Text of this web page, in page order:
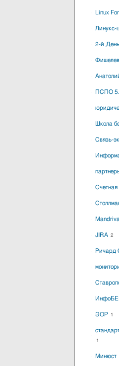
Linux
Линукс-
2-й
Фишелев
ПСПО
Школа
Связь-
Счетная
JIRA 2
Ричард
ЭОР 1
1
Минюст